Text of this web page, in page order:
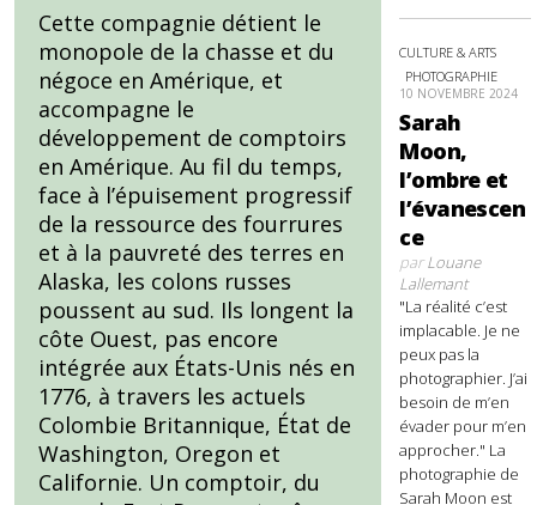
Cette compagnie détient le
monopole de la chasse et du
négoce en Amérique, et
accompagne le
développement de comptoirs
en Amérique. Au fil du temps,
face à l’épuisement progressif
de la ressource des fourrures
et à la pauvreté des terres en
Alaska, les colons russes
poussent au sud. Ils longent la
côte Ouest, pas encore
intégrée aux États-Unis nés en
1776, à travers les actuels
Colombie Britannique, État de
Washington, Oregon et
Californie. Un comptoir, du
CULTURE & ARTS
PHOTOGRAPHIE
10 NOVEMBRE 2024
Sarah
Moon,
l’ombre et
l’évanescen
ce
parLouane
Lallemant
"La réalité c’est
implacable. Je ne
peux pas la
photographier. J’ai
besoin de m’en
évader pour m’en
approcher." La
photographie de
Sarah Moon est